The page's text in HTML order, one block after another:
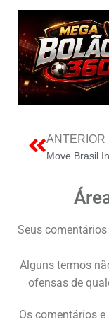
ANTERIOR
Seus
Alguns termos
ofensas de
Os comentários